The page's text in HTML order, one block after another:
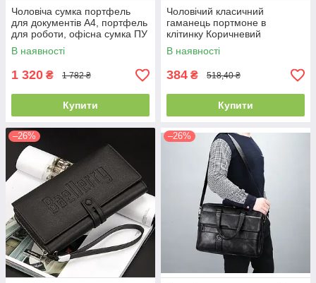
Чоловіча сумка портфель
для документів А4, портфель
для роботи, офісна сумка ПУ
шкіра чорна, коричнева(PS)
В наявності
1 320 ₴ 1 782 ₴
Купити
Чоловічий класичний
гаманець портмоне в
клітинку Коричневий
В наявності
384 ₴ 518,40 ₴
Купити
–26% –26%